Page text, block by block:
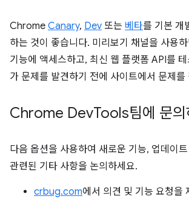
Chrome Canary, Dev 또는 베타를 기본 개
하는 것이 좋습니다. 미리보기 채널을 사용
기능에 액세스하고, 최신 웹 플랫폼 API를
가 문제를 발견하기 전에 사이트에서 문제를
Chrome DevTools팀에 문의
다음 옵션을 사용하여 새로운 기능, 업데이
관련된 기타 사항을 논의하세요.
crbug.com에서 의견 및 기능 요청을